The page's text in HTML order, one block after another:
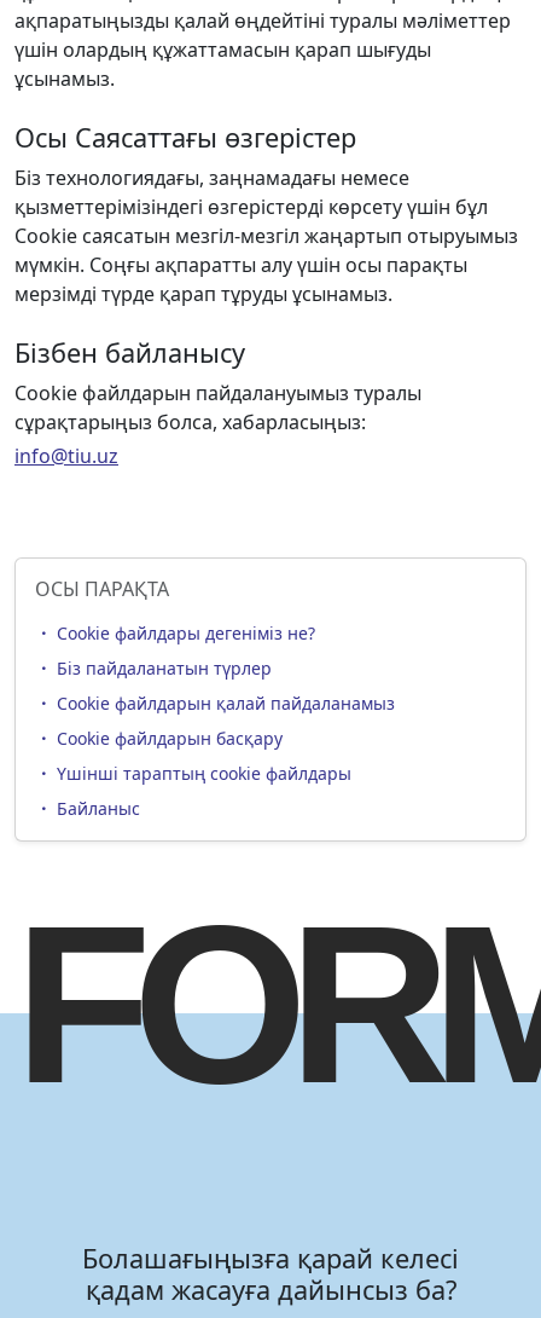
ақпаратыңызды қалай өңдейтіні туралы мәліметтер
үшін олардың құжаттамасын қарап шығуды
ұсынамыз.
Осы Саясаттағы өзгерістер
Біз технологиядағы, заңнамадағы немесе
қызметтерімізіндегі өзгерістерді көрсету үшін бұл
Cookie саясатын мезгіл-мезгіл жаңартып отыруымыз
мүмкін. Соңғы ақпаратты алу үшін осы парақты
мерзімді түрде қарап тұруды ұсынамыз.
Бізбен байланысу
Cookie файлдарын пайдалануымыз туралы
сұрақтарыңыз болса, хабарласыңыз:
info@tiu.uz
ОСЫ ПАРАҚТА
Cookie файлдары дегеніміз не?
Біз пайдаланатын түрлер
Cookie файлдарын қалай пайдаланамыз
Cookie файлдарын басқару
Үшінші тараптың cookie файлдары
Байланыс
Болашағыңызға қарай келесі
қадам жасауға дайынсыз ба?